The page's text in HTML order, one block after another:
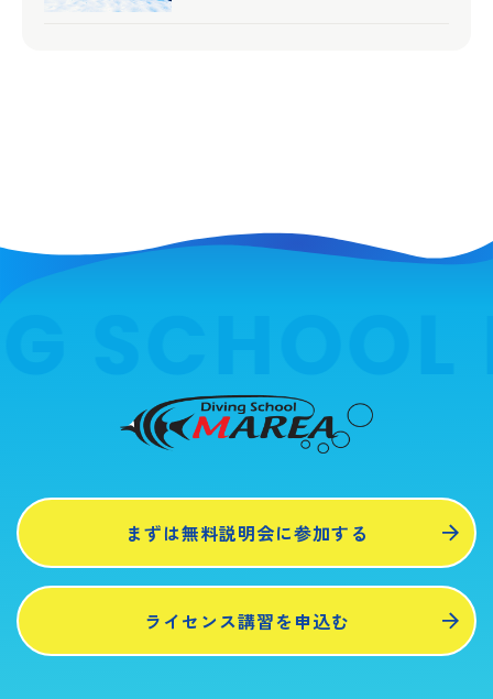
まずは無料説明会に参加する
ライセンス講習を申込む